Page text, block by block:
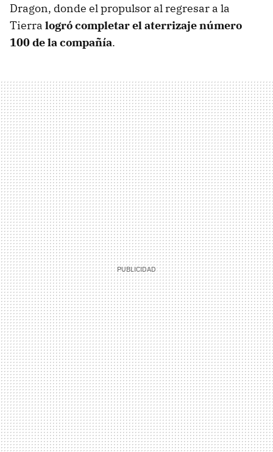
Dragon, donde el propulsor al regresar a la
Tierra logró completar el aterrizaje número
100 de la compañía.